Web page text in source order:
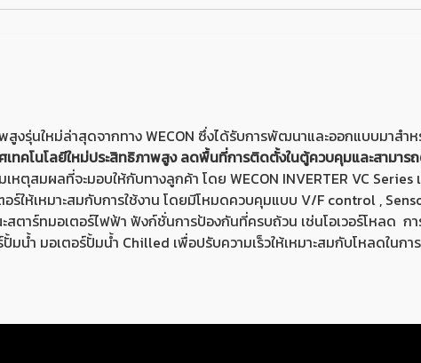
สูงรุ่นใหม่ล่าสุดจากทาง WECON ซึ่งได้รับการพัฒนาและออกแบบมาสำ
เทคโนโลยีใหม่ประสิทธิภาพสูง ลดพื้นที่การติดตั้งในตู้ควบคุมและสามา
หตุสมผลที่จะมอบให้กับทางลูกค้า โดย WECON INVERTER VC
ร์ให้เหมาะสมกับการใช้งาน โดยมีโหมดควบคุมแบบ V/F control ,
าร์ทมอเตอร์ไฟฟ้า ฟังก์ชั่นการป้องกันที่ครบถ้วน เช่นโอเวอร์โหลด กา
มน้ำ มอเตอร์ปั้มน้ำ Chilled เพื่อปรับความเร็วให้เหมาะสมกับโหลดในก